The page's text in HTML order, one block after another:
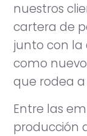
nuestros
cartera de
junto con la
como
que rodea
Entre las
producción